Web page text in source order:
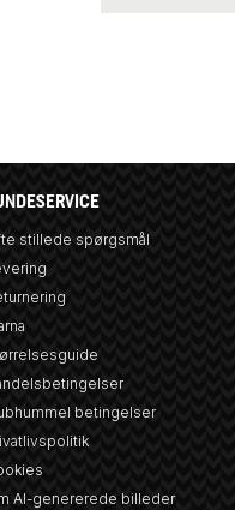
stillede spørgsmål
betingelser
AI-genererede billeder